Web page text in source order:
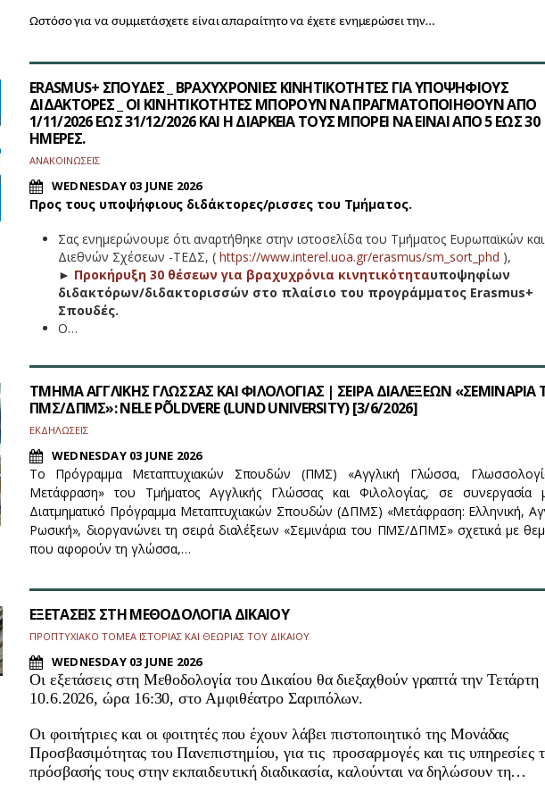
Ωστόσο για να συμμετάσχετε είναι απαραίτητο να έχετε ενημερώσει την…
ΕRASMUS+ ΣΠΟΥΔΕΣ _ ΒΡΑΧΥΧΡΟΝΙΕΣ ΚΙΝΗΤΙΚΟΤΗΤΕΣ ΓΙΑ ΥΠΟΨΗΦΙΟΥΣ
ΔΙΔΑΚΤΟΡΕΣ _ ΟΙ ΚΙΝΗΤΙΚΟΤΗΤΕΣ ΜΠΟΡΟΥΝ ΝΑ ΠΡΑΓΜΑΤΟΠΟΙΗΘΟΥΝ ΑΠΟ
1/11/2026 ΕΩΣ 31/12/2026 ΚΑΙ Η ΔΙΑΡΚΕΙΑ ΤΟΥΣ ΜΠΟΡΕΙ ΝΑ ΕΙΝΑΙ ΑΠΟ 5 ΕΩΣ 30
ΗΜΕΡΕΣ.
ΑΝΑΚΟΙΝΩΣΕΙΣ
WEDNESDAY 03 JUNE 2026
Προς τους υποψήφιους διδάκτορες/ρισσες του Τμήματος.
Σας ενημερώνουμε ότι αναρτήθηκε στην ιστοσελίδα του Τμήματος Ευρωπαϊκών και
Διεθνών Σχέσεων -ΤΕΔΣ, ( https://www.interel.uoa.gr/erasmus/sm_sort_phd ),
► Προκήρυξη 30 θέσεων για βραχυχρόνια κινητικότηταυποψηφίων
διδακτόρων/διδακτορισσών στο πλαίσιο του προγράμματος Erasmus+
Σπουδές.
Ο…
ΤΜΗΜΑ ΑΓΓΛΙΚΗΣ ΓΛΩΣΣΑΣ ΚΑΙ ΦΙΛΟΛΟΓΙΑΣ | ΣΕΙΡΑ ΔΙΑΛΕΞΕΩΝ «ΣΕΜΙΝΑΡΙΑ
ΠΜΣ/ΔΠΜΣ»: NELE PÕLDVERE (LUND UNIVERSITY) [3/6/2026]
ΕΚΔΗΛΩΣΕΙΣ
WEDNESDAY 03 JUNE 2026
Tο Πρόγραμμα Μεταπτυχιακών Σπουδών (ΠΜΣ) «Αγγλική Γλώσσα,
Μετάφραση» του Τμήματος Αγγλικής Γλώσσας και Φιλολογίας, σε συνεργασία
Διατμηματικό Πρόγραμμα Μεταπτυχιακών Σπουδών (ΔΠΜΣ) «Μετάφραση: Ελληνική,
Ρωσική», διοργανώνει τη σειρά διαλέξεων «Σεμινάρια του ΠΜΣ/ΔΠΜΣ» σχετικά με
που αφορούν τη γλώσσα,…
ΕΞΕΤΑΣΕΙΣ ΣΤΗ ΜΕΘΟΔΟΛΟΓΙΑ ΔΙΚΑΙΟΥ
ΠΡΟΠΤΥΧΙΑΚΟ ΤΟΜΕΑ ΙΣΤΟΡΙΑΣ ΚΑΙ ΘΕΩΡΙΑΣ ΤΟΥ ΔΙΚΑΙΟΥ
WEDNESDAY 03 JUNE 2026
Οι εξετάσεις στη Μεθοδολογία του Δικαίου θα διεξαχθούν γραπτά την Τετάρτη
10.6.2026, ώρα 16:30, στο Αμφιθέατρο Σαριπόλων.
Οι φοιτήτριες και οι φοιτητές που έχουν λάβει πιστοποιητικό της Μονάδας
Προσβασιμότητας του Πανεπιστημίου, για τις προσαρμογές και τις υπηρεσίες
πρόσβασής τους στην εκπαιδευτική διαδικασία, καλούνται να δηλώσουν τη…